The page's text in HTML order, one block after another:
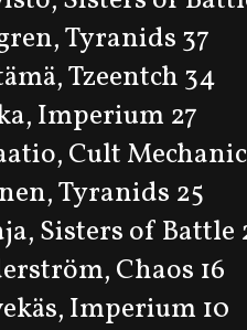
Tyranids 37
Tzeentch 34
Imperium 27
Cult
Tyranids 25
Sisters of
Chaos 16
Imperium 10